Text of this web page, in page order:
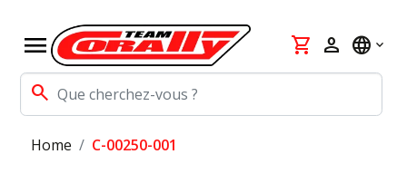
menu
search
shopping_cart person language
Home C-00250-001